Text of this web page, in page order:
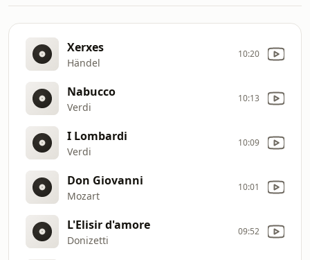
Xerxes
Händel
10:20
Nabucco
Verdi
10:13
I Lombardi
Verdi
10:09
Don Giovanni
Mozart
10:01
L'Elisir d'amore
Donizetti
09:52